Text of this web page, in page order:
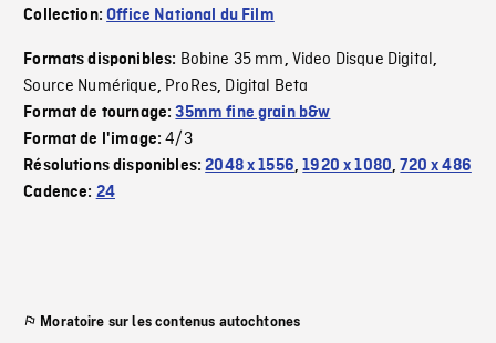
Collection:Office National du Film
Formats disponibles: Bobine 35 mm, Video Disque Digital,
Source Numérique, ProRes, Digital Beta
Format de tournage:35mm fine grain b&w
Format de l'image:4/3
Résolutions disponibles:2048 x 1556,1920 x 1080,720 x 486
Cadence: 24
Moratoire sur les contenus autochtones